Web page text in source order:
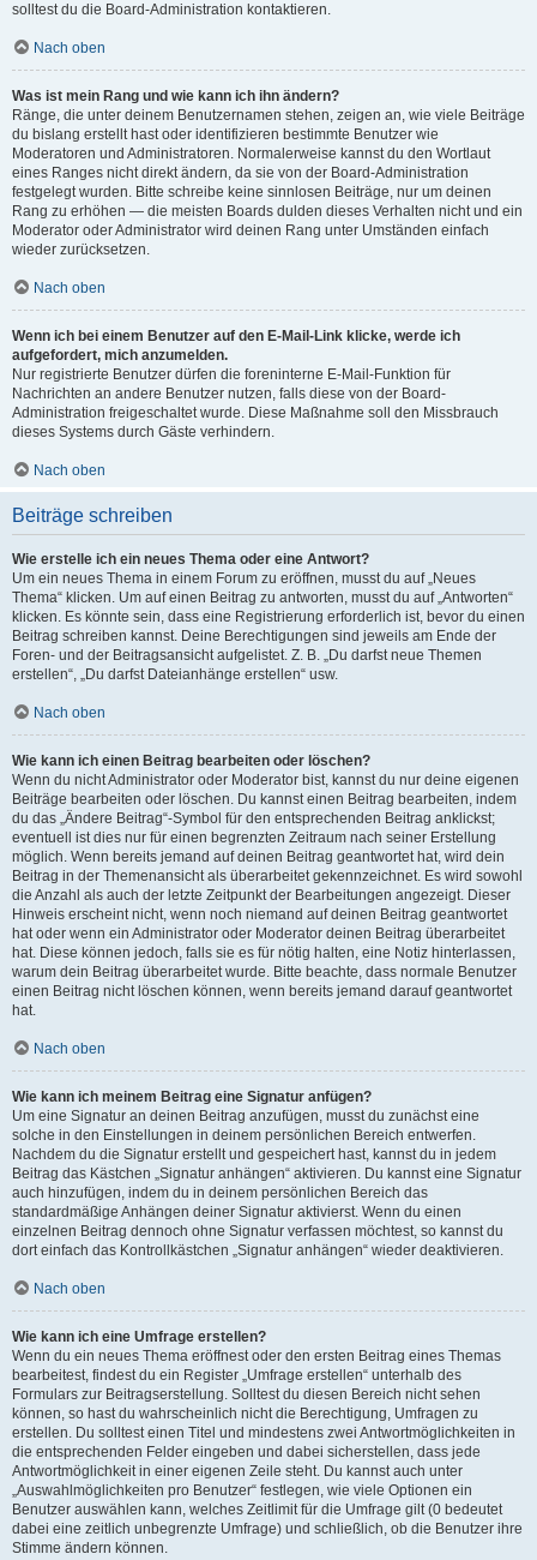
solltest du die Board-Administration kontaktieren.
Nach oben
Was ist mein Rang und wie kann ich ihn ändern?
Ränge, die unter deinem Benutzernamen stehen, zeigen an, wie viele Beiträge
du bislang erstellt hast oder identifizieren bestimmte Benutzer wie
Moderatoren und Administratoren. Normalerweise kannst du den Wortlaut
eines Ranges nicht direkt ändern, da sie von der Board-Administration
festgelegt wurden. Bitte schreibe keine sinnlosen Beiträge, nur um deinen
Rang zu erhöhen — die meisten Boards dulden dieses Verhalten nicht und ein
Moderator oder Administrator wird deinen Rang unter Umständen einfach
wieder zurücksetzen.
Nach oben
Wenn ich bei einem Benutzer auf den E-Mail-Link klicke, werde ich
aufgefordert, mich anzumelden.
Nur registrierte Benutzer dürfen die foreninterne E-Mail-Funktion für
Nachrichten an andere Benutzer nutzen, falls diese von der Board-
Administration freigeschaltet wurde. Diese Maßnahme soll den Missbrauch
dieses Systems durch Gäste verhindern.
Nach oben
Beiträge schreiben
Wie erstelle ich ein neues Thema oder eine Antwort?
Um ein neues Thema in einem Forum zu eröffnen, musst du auf „Neues
Thema“ klicken. Um auf einen Beitrag zu antworten, musst du auf „Antworten“
klicken. Es könnte sein, dass eine Registrierung erforderlich ist, bevor du einen
Beitrag schreiben kannst. Deine Berechtigungen sind jeweils am Ende der
Foren- und der Beitragsansicht aufgelistet. Z. B. „Du darfst neue Themen
erstellen“, „Du darfst Dateianhänge erstellen“ usw.
Nach oben
Wie kann ich einen Beitrag bearbeiten oder löschen?
Wenn du nicht Administrator oder Moderator bist, kannst du nur deine eigenen
Beiträge bearbeiten oder löschen. Du kannst einen Beitrag bearbeiten, indem
du das „Ändere Beitrag“-Symbol für den entsprechenden Beitrag anklickst;
eventuell ist dies nur für einen begrenzten Zeitraum nach seiner Erstellung
möglich. Wenn bereits jemand auf deinen Beitrag geantwortet hat, wird dein
Beitrag in der Themenansicht als überarbeitet gekennzeichnet. Es wird sowohl
die Anzahl als auch der letzte Zeitpunkt der Bearbeitungen angezeigt. Dieser
Hinweis erscheint nicht, wenn noch niemand auf deinen Beitrag geantwortet
hat oder wenn ein Administrator oder Moderator deinen Beitrag überarbeitet
hat. Diese können jedoch, falls sie es für nötig halten, eine Notiz hinterlassen,
warum dein Beitrag überarbeitet wurde. Bitte beachte, dass normale Benutzer
einen Beitrag nicht löschen können, wenn bereits jemand darauf geantwortet
hat.
Nach oben
Wie kann ich meinem Beitrag eine Signatur anfügen?
Um eine Signatur an deinen Beitrag anzufügen, musst du zunächst eine
solche in den Einstellungen in deinem persönlichen Bereich entwerfen.
Nachdem du die Signatur erstellt und gespeichert hast, kannst du in jedem
Beitrag das Kästchen „Signatur anhängen“ aktivieren. Du kannst eine Signatur
auch hinzufügen, indem du in deinem persönlichen Bereich das
standardmäßige Anhängen deiner Signatur aktivierst. Wenn du einen
einzelnen Beitrag dennoch ohne Signatur verfassen möchtest, so kannst du
dort einfach das Kontrollkästchen „Signatur anhängen“ wieder deaktivieren.
Nach oben
Wie kann ich eine Umfrage erstellen?
Wenn du ein neues Thema eröffnest oder den ersten Beitrag eines Themas
bearbeitest, findest du ein Register „Umfrage erstellen“ unterhalb des
Formulars zur Beitragserstellung. Solltest du diesen Bereich nicht sehen
können, so hast du wahrscheinlich nicht die Berechtigung, Umfragen zu
erstellen. Du solltest einen Titel und mindestens zwei Antwortmöglichkeiten in
die entsprechenden Felder eingeben und dabei sicherstellen, dass jede
Antwortmöglichkeit in einer eigenen Zeile steht. Du kannst auch unter
„Auswahlmöglichkeiten pro Benutzer“ festlegen, wie viele Optionen ein
Benutzer auswählen kann, welches Zeitlimit für die Umfrage gilt (0 bedeutet
dabei eine zeitlich unbegrenzte Umfrage) und schließlich, ob die Benutzer ihre
Stimme ändern können.